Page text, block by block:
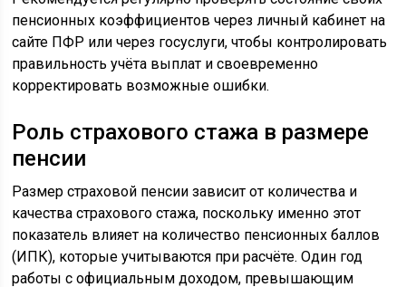
пенсионных коэффициентов через личный кабинет на
сайте ПФР или через госуслуги, чтобы контролировать
правильность учёта выплат и своевременно
корректировать возможные ошибки.
Роль страхового стажа в размере
пенсии
Размер страховой пенсии зависит от количества и
качества страхового стажа, поскольку именно этот
показатель влияет на количество пенсионных баллов
(ИПК), которые учитываются при расчёте. Один год
работы с официальным доходом, превышающим